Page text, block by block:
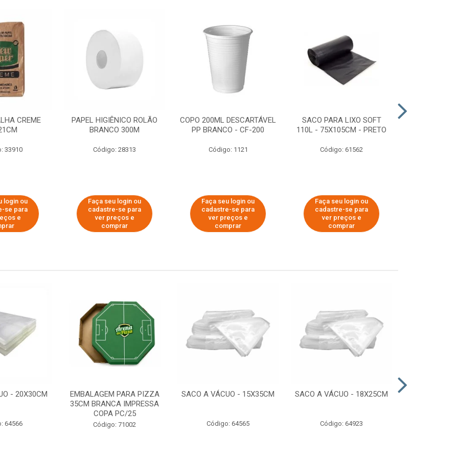
CREME
33910
login ou
se para
e
PAPEL HIGIÊNICO ROLÃO
BRANCO 300M
Código: 28313
Faça seu login ou
cadastre-se para
ver preços e
comprar
COPO 200ML DESCARTÁVEL
PP BRANCO - CF-200
Código: 1121
Faça seu login ou
cadastre-se para
ver preços e
comprar
SACO PARA LIXO SOFT
110L - 75X105CM - PRETO
Código: 61562
Faça seu login ou
cadastre-se para
ver preços e
comprar
- 20X30CM
64566
EMBALAGEM PARA PIZZA
35CM BRANCA IMPRESSA
COPA PC/25
Código: 71002
SACO A VÁCUO - 15X35CM
Código: 64565
SACO A VÁCUO - 18X25CM
Código: 64923